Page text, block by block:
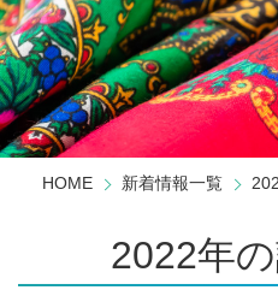
HOME 新着情報一覧
2022年